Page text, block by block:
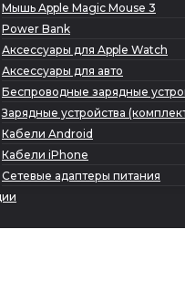
Мышь Apple Magic Mouse 3
Power Bank
Аксессуары для Apple Watch
Аксессуары для авто
Беспроводные зарядные
Зарядные устройства
Кабели Android
Кабели iPhone
Сетевые адаптеры питания